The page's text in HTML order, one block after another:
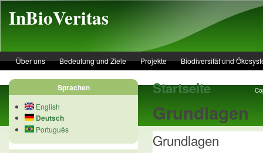
InBioVeritas
Über uns Bedeutung und Ziele Projekte Biodiversität und
Startseite
Grundlagen
Grundlagen
Sprachen
English
Deutsch
Português